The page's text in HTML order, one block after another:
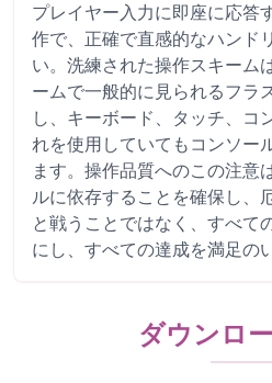
プレイヤー入力に即座に応答
作で、正確で直感的なハンド
い。洗練された操作スキーム
ームで一般的に見られるフラ
し、キーボード、タッチ、コ
れを使用していてもコンソー
ます。操作品質へのこの注意
ルに依存することを確保し、
と戦うことではなく、すべて
にし、すべての達成を満足の
ダウンロ